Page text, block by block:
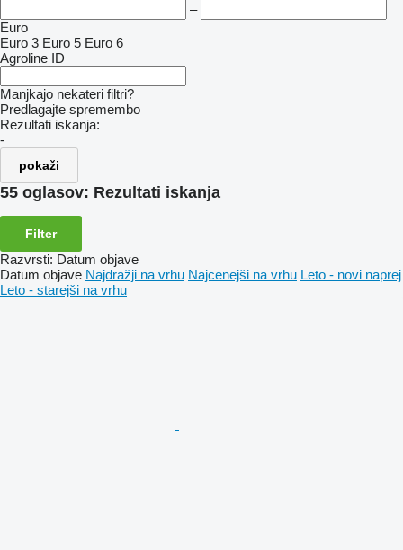
–
Euro
Euro 3 Euro 5 Euro 6
Agroline ID
Manjkajo nekateri filtri?
Predlagajte spremembo
Rezultati iskanja:
-
pokaži
55 oglasov: Rezultati iskanja
Filter
Razvrsti: Datum objave
Datum objave Najdražji na vrhu Najcenejši na vrhu Leto - novi naprej
Leto - starejši na vrhu